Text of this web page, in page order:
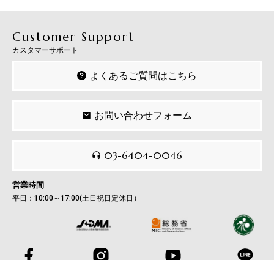
Customer Support
カスタマーサポート
よくあるご質問はこちら
お問い合わせフォーム
03-6404-0046
営業時間
平日：10:00～17:00(土日祝日定休日）